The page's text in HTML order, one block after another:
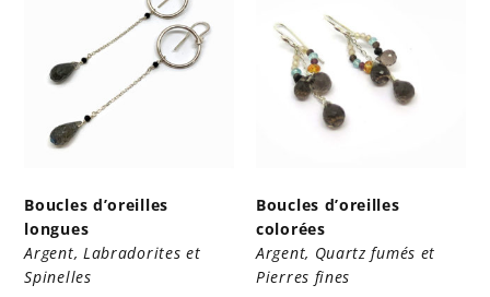
Boucles d’oreilles
longues
Argent, Labradorites et
Spinelles
Boucles d’oreilles
colorées
Argent, Quartz fumés et
Pierres fines